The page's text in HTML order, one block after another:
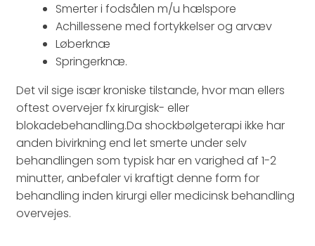
Smerter i fodsålen m/u hælspore
Achillessene med fortykkelser og arvæv
Løberknæ
Springerknæ.
Det vil sige især kroniske tilstande, hvor man ellers
oftest overvejer fx kirurgisk- eller
blokadebehandling.Da shockbølgeterapi ikke har
anden bivirkning end let smerte under selv
behandlingen som typisk har en varighed af 1-2
minutter, anbefaler vi kraftigt denne form for
behandling inden kirurgi eller medicinsk behandling
overvejes.​